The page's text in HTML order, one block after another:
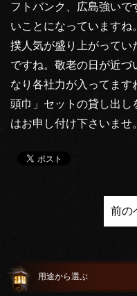
フトバンク、広島強い
いことになっています
撲人気が盛り上がってい
ですね。敬老の日が近
なり各社力が入ってます
頭巾」セットの貸し出し
はお申し付け下さいませ。
前の
用途から選ぶ